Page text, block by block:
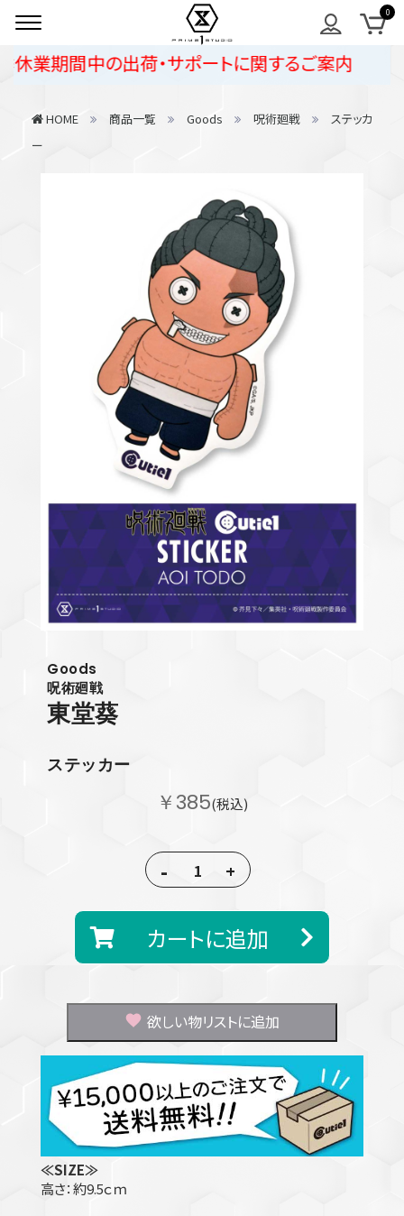
間中の出荷・サポートに関するご案内
HOME 商品一覧 Goods 呪術廻戦
ステッカ
ー
Goods
呪術廻戦
東堂葵
ステッカー
￥385(税込)
- +
カートに追加
欲しい物リストに追加
≪SIZE≫
高さ：約9.5ｃｍ